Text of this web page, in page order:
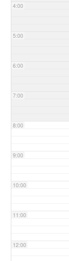
4:00
5:00
6:00
7:00
8:00
9:00
10:00
11:00
12:00